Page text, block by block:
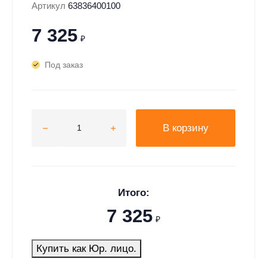
Артикул 63836400100
7 325 ₽
Под заказ
В корзину
Итого:
7 325 ₽
Купить как Юр. лицо.